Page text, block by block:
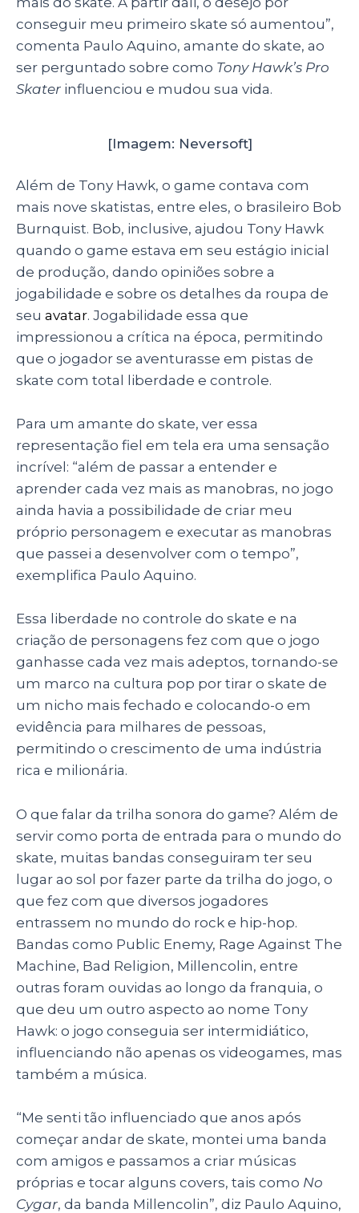
conseguir meu primeiro skate só aumentou”,
comenta Paulo Aquino, amante do skate, ao
ser perguntado sobre como Tony Hawk’s Pro
Skater influenciou e mudou sua vida.
[Imagem: Neversoft]
Além de Tony Hawk, o game contava com
mais nove skatistas, entre eles, o brasileiro Bob
Burnquist. Bob, inclusive, ajudou Tony Hawk
quando o game estava em seu estágio inicial
de produção, dando opiniões sobre a
jogabilidade e sobre os detalhes da roupa de
seu avatar. Jogabilidade essa que
impressionou a crítica na época, permitindo
que o jogador se aventurasse em pistas de
skate com total liberdade e controle.
Para um amante do skate, ver essa
representação fiel em tela era uma sensação
incrível: “além de passar a entender e
aprender cada vez mais as manobras, no jogo
ainda havia a possibilidade de criar meu
próprio personagem e executar as manobras
que passei a desenvolver com o tempo”,
exemplifica Paulo Aquino.
Essa liberdade no controle do skate e na
criação de personagens fez com que o jogo
ganhasse cada vez mais adeptos, tornando-se
um marco na cultura pop por tirar o skate de
um nicho mais fechado e colocando-o em
evidência para milhares de pessoas,
permitindo o crescimento de uma indústria
rica e milionária.
O que falar da trilha sonora do game? Além de
servir como porta de entrada para o mundo do
skate, muitas bandas conseguiram ter seu
lugar ao sol por fazer parte da trilha do jogo, o
que fez com que diversos jogadores
entrassem no mundo do rock e hip-hop.
Bandas como Public Enemy, Rage Against The
Machine, Bad Religion, Millencolin, entre
outras foram ouvidas ao longo da franquia, o
que deu um outro aspecto ao nome Tony
Hawk: o jogo conseguia ser intermidiático,
influenciando não apenas os videogames, mas
também a música.
“Me senti tão influenciado que anos após
começar andar de skate, montei uma banda
com amigos e passamos a criar músicas
próprias e tocar alguns covers, tais como No
Cygar, da banda Millencolin”, diz Paulo Aquino,